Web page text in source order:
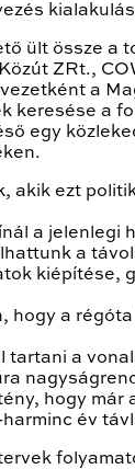
ült össze a
ZRt.,
a
keresése a
egy
akik ezt
a jelenlegi
a
hogy a
a
hogy
év